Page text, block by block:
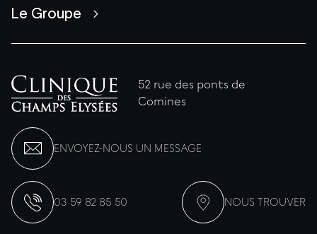
Le Groupe
52 rue des ponts de
Comines
ENVOYEZ-NOUS UN MESSAGE
03 59 82 85 50 NOUS TROUVER